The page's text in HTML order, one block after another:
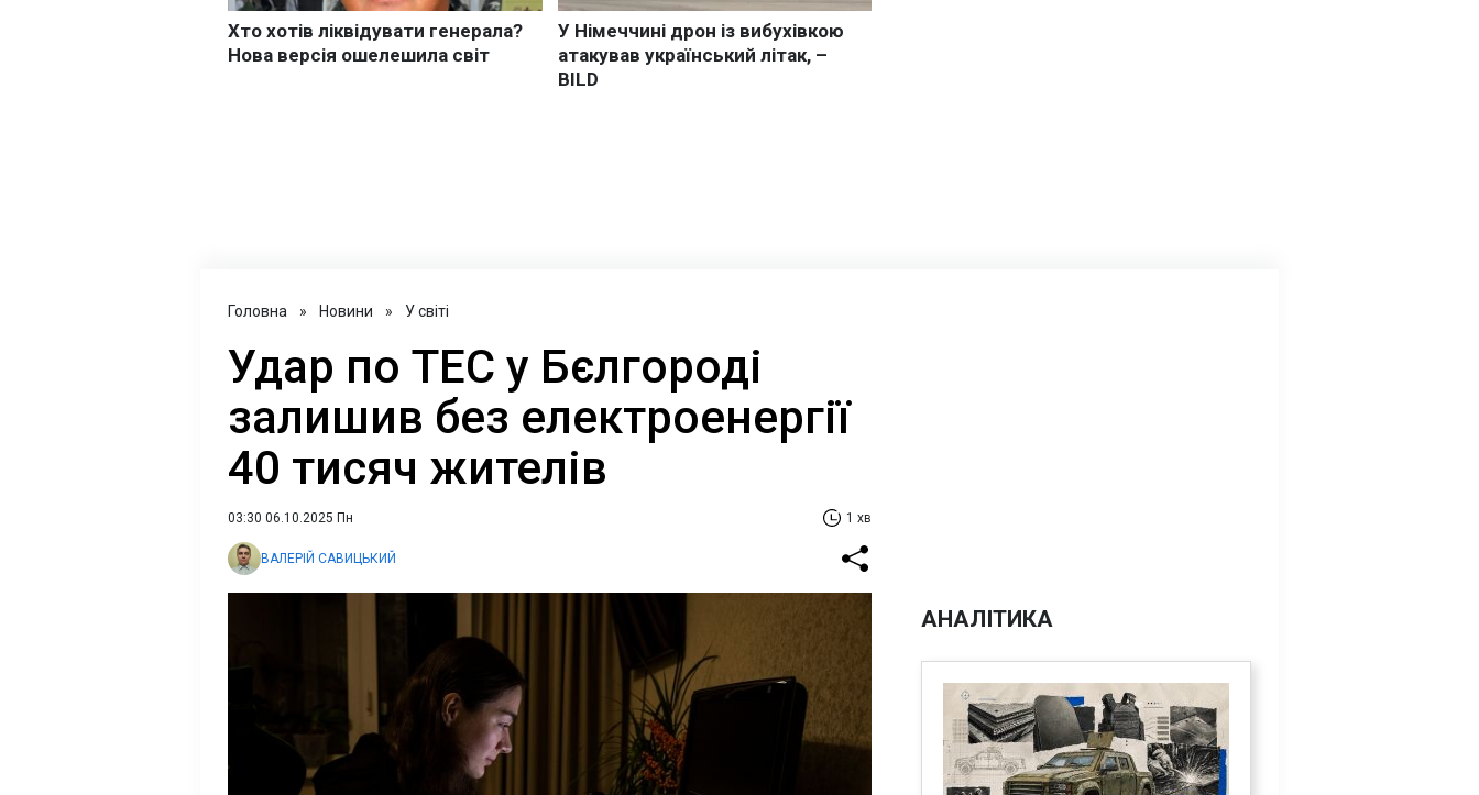
Головна » Новини » У світі
Удар по ТЕС у Бєлгороді
залишив без електроенергії
40 тисяч жителів
03:30 06.10.2025 Пн 1 хв
ВАЛЕРІЙ САВИЦЬКИЙ
АНАЛІТИКА